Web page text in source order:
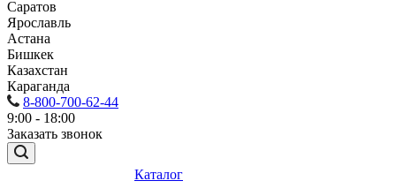
Саратов
Ярославль
Астана
Бишкек
Казахстан
Караганда
8-800-700-62-44
9:00 - 18:00
Заказать звонок
Каталог